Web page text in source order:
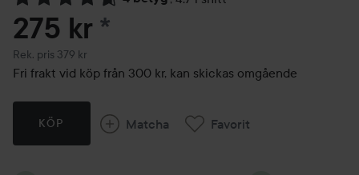
Hoppa till Betyg & kommentarer
275 kr *
Rek. pris 379 kr
Rekommenderat pris 379 kr
Fri frakt vid köp från 300 kr, kan skickas omgående
KÖP Matcha Favorit